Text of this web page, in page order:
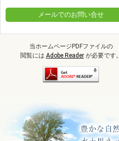
メールでのお問い合せ
当ホームページPDFファイルの
閲覧には Adobe Readerが必要です。